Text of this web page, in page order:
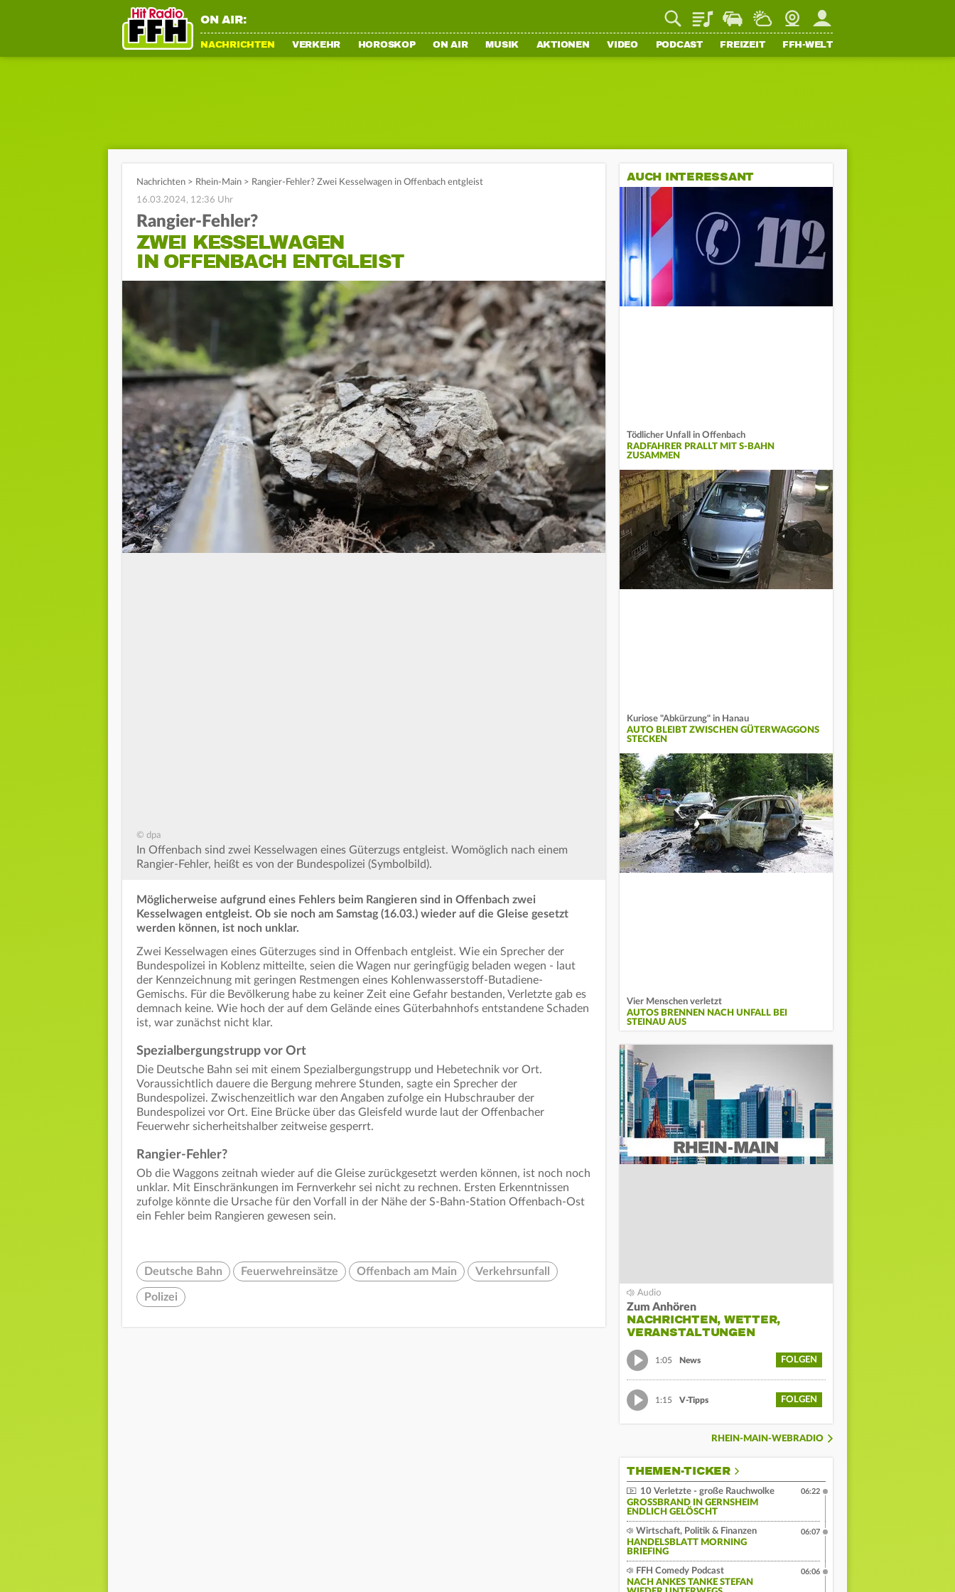
ON AIR: PlaylistStaupilotWetterWebcamMein FFH
NACHRICHTEN VERKEHR HOROSKOP ON AIR MUSIK AKTIONEN VIDEO PODCAST FREIZEIT FFH-WELT
Nachrichten > Rhein-Main > Rangier-Fehler? Zwei Kesselwagen in Offenbach entgleist
16.03.2024, 12:36 Uhr
Rangier-Fehler?
ZWEI KESSELWAGEN
IN OFFENBACH ENTGLEIST
© dpa
In Offenbach sind zwei Kesselwagen eines Güterzugs entgleist. Womöglich nach einem
Rangier-Fehler, heißt es von der Bundespolizei (Symbolbild).
Möglicherweise aufgrund eines Fehlers beim Rangieren sind in Offenbach zwei
Kesselwagen entgleist. Ob sie noch am Samstag (16.03.) wieder auf die Gleise gesetzt
werden können, ist noch unklar.
Zwei Kesselwagen eines Güterzuges sind in Offenbach entgleist. Wie ein Sprecher der
Bundespolizei in Koblenz mitteilte, seien die Wagen nur geringfügig beladen wegen - laut
der Kennzeichnung mit geringen Restmengen eines Kohlenwasserstoff-Butadiene-
Gemischs. Für die Bevölkerung habe zu keiner Zeit eine Gefahr bestanden, Verletzte gab es
demnach keine. Wie hoch der auf dem Gelände eines Güterbahnhofs entstandene Schaden
ist, war zunächst nicht klar.
Spezialbergungstrupp vor Ort
Die Deutsche Bahn sei mit einem Spezialbergungstrupp und Hebetechnik vor Ort.
Voraussichtlich dauere die Bergung mehrere Stunden, sagte ein Sprecher der
Bundespolizei. Zwischenzeitlich war den Angaben zufolge ein Hubschrauber der
Bundespolizei vor Ort. Eine Brücke über das Gleisfeld wurde laut der Offenbacher
Feuerwehr sicherheitshalber zeitweise gesperrt.
Rangier-Fehler?
Ob die Waggons zeitnah wieder auf die Gleise zurückgesetzt werden können, ist noch noch
unklar. Mit Einschränkungen im Fernverkehr sei nicht zu rechnen. Ersten Erkenntnissen
zufolge könnte die Ursache für den Vorfall in der Nähe der S-Bahn-Station Offenbach-Ost
ein Fehler beim Rangieren gewesen sein.
Deutsche Bahn Feuerwehreinsätze Offenbach am Main Verkehrsunfall
Polizei
AUCH INTERESSANT
Tödlicher Unfall in Offenbach
RADFAHRER PRALLT MIT S-BAHN
ZUSAMMEN
Kuriose "Abkürzung" in Hanau
AUTO BLEIBT ZWISCHEN GÜTERWAGGONS
STECKEN
Vier Menschen verletzt
AUTOS BRENNEN NACH UNFALL BEI
STEINAU AUS
Zum Anhören
NACHRICHTEN, WETTER,
VERANSTALTUNGEN
1:05 News FOLGEN
1:15 V-Tipps FOLGEN
RHEIN-MAIN-WEBRADIO
THEMEN-TICKER
10 Verletzte - große Rauchwolke
GROSSBRAND IN GERNSHEIM E
NDLICH GELÖSCHT
06:22
Wirtschaft, Politik & Finanzen
HANDELSBLATT MORNING
BRIEFING
06:07
FFH Comedy Podcast
NACH ANKES TANKE STEFAN
06:06